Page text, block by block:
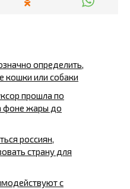
определить,
или собаки
прошла по
фоне жары до
россиян,
страну для
с